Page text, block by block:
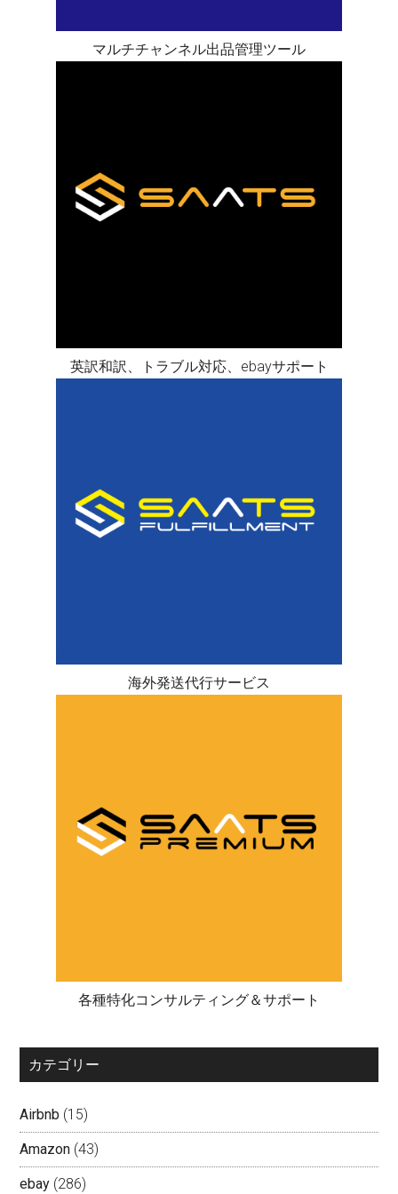
マルチチャンネル出品管理ツール
英訳和訳、トラブル対応、ebayサポート
海外発送代行サービス
各種特化コンサルティング＆サポート
カテゴリー
Airbnb (15)
Amazon (43)
ebay (286)